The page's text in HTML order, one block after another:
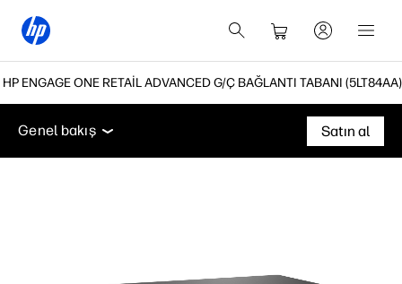
HP ENGAGE ONE RETAIL ADVANCED G/Ç BAĞLANTI TABANI (5LT84AA)
Genel bakış Teknik özellikler
Destek
Genel bakış
Satın al